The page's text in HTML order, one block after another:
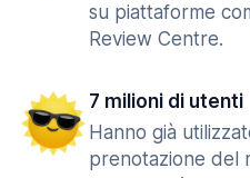
su piattaforme
Review Centre.
7 milioni di utenti
Hanno già
prenotazione del